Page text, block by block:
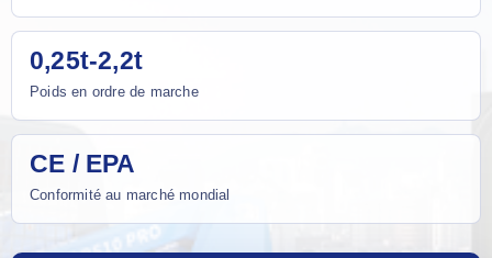
0,25t-2,2t
Poids en ordre de marche
CE / EPA
Conformité au marché mondial